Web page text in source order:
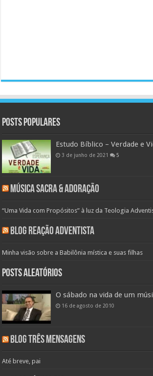
Posts populares
Estudo Bíblico – Verdade e
3 de junho de 2021 5
Música Sacra & Adoração
“Uma Vida com Propósitos” à luz da Teologia
Blog Reação Adventista
Minha visão sobre a Babilônia mística e suas filhas
Posts aleatórios
O sábado na vida de um
16 de agosto de 2010
Blog Três Mensagens
Até breve, pai